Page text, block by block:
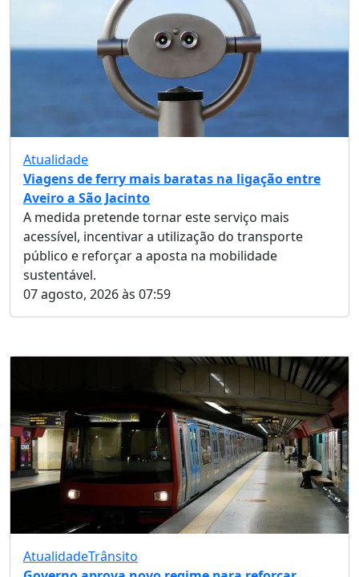
Atualidade
Viagens de ferry mais baratas na ligação entre
Aveiro a São Jacinto
A medida pretende tornar este serviço mais
acessível, incentivar a utilização do transporte
público e reforçar a aposta na mobilidade
sustentável.
07 agosto, 2026 às 07:59
AtualidadeTrânsito